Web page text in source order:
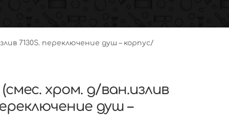
7130S. переключение душ – корпус/
(смес. хром. д/ван.излив
душ –